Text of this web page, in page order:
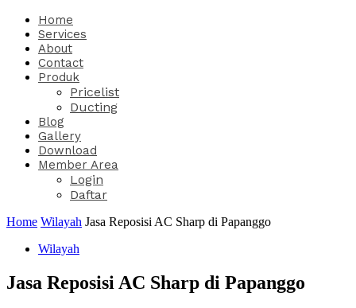
Home
Services
About
Contact
Produk
Pricelist
Ducting
Blog
Gallery
Download
Member Area
Login
Daftar
Home Wilayah Jasa Reposisi AC Sharp di Papanggo
Wilayah
Jasa Reposisi AC Sharp di Papanggo